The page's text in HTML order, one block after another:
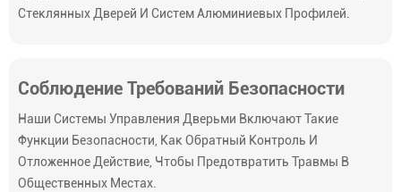
Стеклянных Дверей И Систем Алюминиевых Профилей.
Соблюдение Требований Безопасности
Наши Системы Управления Дверьми Включают Такие
Функции Безопасности, Как Обратный Контроль И
Отложенное Действие, Чтобы Предотвратить Травмы В
Общественных Местах.